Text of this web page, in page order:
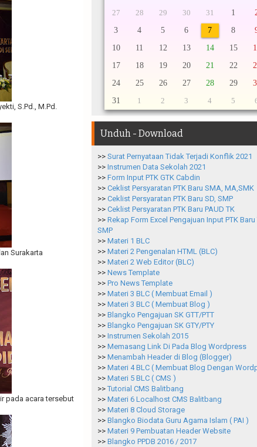
S.Pd., M.Pd.
Surakarta
pada acara tersebut
27 28 29 30 31 1
3
4 5 6 7 8
10
11 12 13 14 15
17
18 19 20 21 22
24
25 26 27 28 29
31
1 2 3 4 5
Unduh - Download
>> Surat Pernyataan Tidak Terjadi Konflik 2021
>> Instrumen Data Sekolah 2021
>> Form Input PTK GTK Cabdin
>> Ceklist Persyaratan PTK Baru SMA, MA,SMK
>> Ceklist Persyaratan PTK Baru SD, SMP
>> Ceklist Persyaratan PTK Baru PAUD TK
>> Rekap Form Excel Pengajuan Input PTK Baru
SMP
>> Materi 1 BLC
>> Materi 2 Pengenalan HTML (BLC)
>> Materi 2 Web Editor (BLC)
>> News Template
>> Pro News Template
>> Materi 3 BLC ( Membuat Email )
>> Materi 3 BLC ( Membuat Blog )
>> Blangko Pengajuan SK GTT/PTT
>> Blangko Pengajuan SK GTY/PTY
>> Instrumen Sekolah 2015
>> Memasang Link Di Pada Blog Wordpress
>> Menambah Header di Blog (Blogger)
>> Materi 4 BLC ( Membuat Blog Dengan
>> Materi 5 BLC ( CMS )
>> Tutorial CMS Balitbang
>> Materi 6 Localhost CMS Balitbang
>> Materi 8 Cloud Storage
>> Blangko Biodata Guru Agama Islam ( PAI )
>> Materi 9 Pembuatan Header Website
>> Blangko PPDB 2016 / 2017